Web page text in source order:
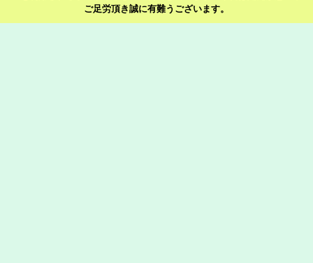
ご足労頂き誠に有難うございます。